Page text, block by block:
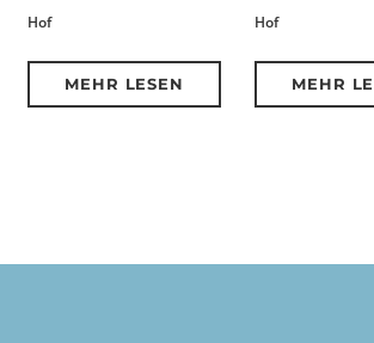
Hof
MEHR LESEN
Hof
MEHR